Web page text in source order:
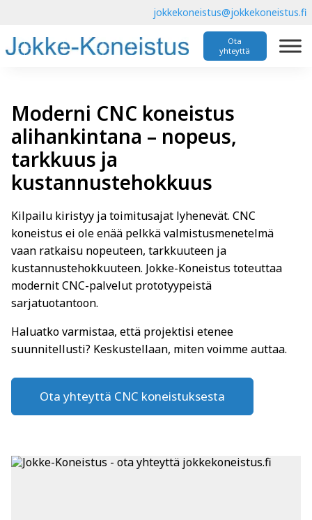
jokkekoneistus@jokkekoneistus.fi
Ota
yhteyttä
Moderni CNC koneistus
alihankintana – nopeus,
tarkkuus ja
kustannustehokkuus
Kilpailu kiristyy ja toimitusajat lyhenevät. CNC
koneistus ei ole enää pelkkä valmistusmenetelmä
vaan ratkaisu nopeuteen, tarkkuuteen ja
kustannustehokkuuteen. Jokke-Koneistus toteuttaa
modernit CNC-palvelut prototyypeistä
sarjatuotantoon.
Haluatko varmistaa, että projektisi etenee
suunnitellusti? Keskustellaan, miten voimme auttaa.
Ota yhteyttä CNC koneistuksesta